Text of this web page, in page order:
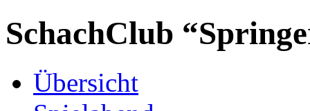
SchachClub
Übersicht